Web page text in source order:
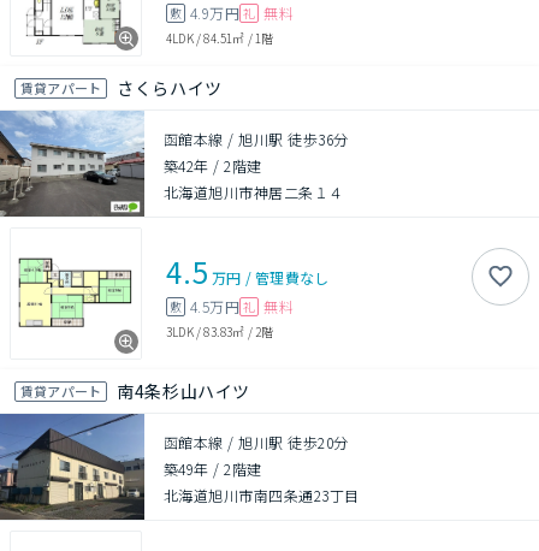
敷 4.9万円 礼 無料
4LDK/84.51㎡ /1階
賃貸アパート さくらハイツ
函館本線 / 旭川駅 徒歩36分
築42年 /2階建
北海道旭川市神居二条１４
4.5 万円 /管理費なし
敷 4.5万円 礼 無料
3LDK/83.83㎡ / 2階
賃貸アパート 南4条杉山ハイツ
函館本線 / 旭川駅 徒歩20分
築49年 /2階建
北海道旭川市南四条通23丁目